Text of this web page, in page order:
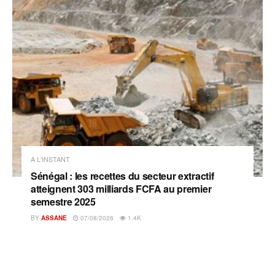
A L'INSTANT
Sénégal : les recettes du secteur extractif
atteignent 303 milliards FCFA au premier
semestre 2025
BY ASSANE 07/08/2026 1.4K